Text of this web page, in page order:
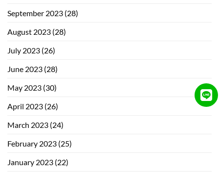
September 2023 (28)
August 2023 (28)
July 2023 (26)
June 2023 (28)
May 2023 (30)
April 2023 (26)
March 2023 (24)
February 2023 (25)
January 2023 (22)